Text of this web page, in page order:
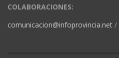
COLABORACIONES:
comunicacion@infoprovincia.net /